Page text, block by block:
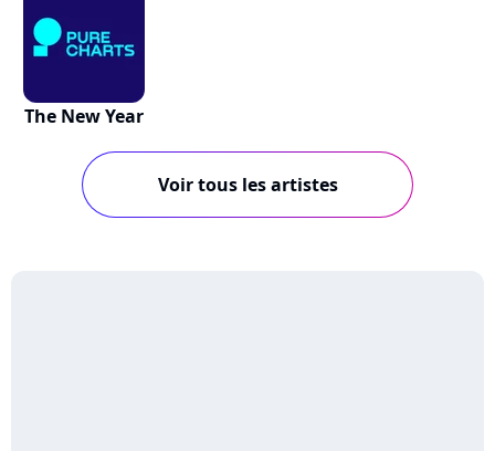
The New Year
Voir tous les artistes